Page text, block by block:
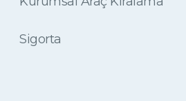
Sigorta